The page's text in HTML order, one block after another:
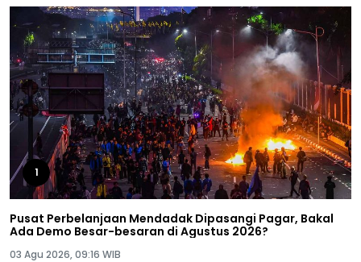
1
Pusat Perbelanjaan Mendadak Dipasangi Pagar, Bakal
Ada Demo Besar-besaran di Agustus 2026?
03 Agu 2026, 09:16 WIB